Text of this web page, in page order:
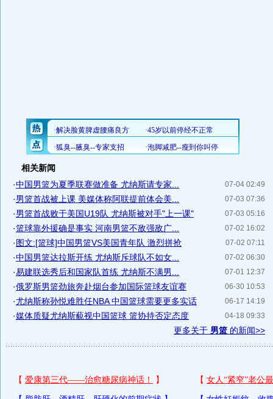
相关新闻
07-04 02:49
·中国男篮为夏季联赛做准备 尤纳斯请专家...
07-03 07:36
·男篮首战被上课 美媒体称阿联提前体会美...
07-03 05:16
·男篮首战败于美国U19队 尤纳斯被对手"上一课"
07-02 16:02
·篮球靠外援确是事实 河南男篮不敌强敌广...
07-02 07:11
·图文:[篮球]中国男篮VS美国青年队 激烈拼抢
07-02 06:30
·中国男篮达拉斯开练 尤纳斯斥球队不如女...
07-01 12:37
·易建联选秀后和国家队首练 尤纳斯不满男...
06-30 10:53
·俄罗斯男篮劲旅奔赴烟台参加国际篮球友谊赛
06-17 14:19
·尤纳斯称孙悦难胜任NBA 中国篮球需要更多实话
04-18 09:33
·媒体质疑尤纳斯藐视中国篮球 篮协持否定态度
更多关于 男篮 的新闻>>